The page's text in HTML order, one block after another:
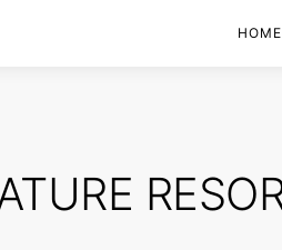
HOME